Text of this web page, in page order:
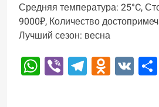
Средняя температура: 25°C,
9000₽, Количество
Лучший сезон: весна
WhatsApp
ViberTelegram
VK